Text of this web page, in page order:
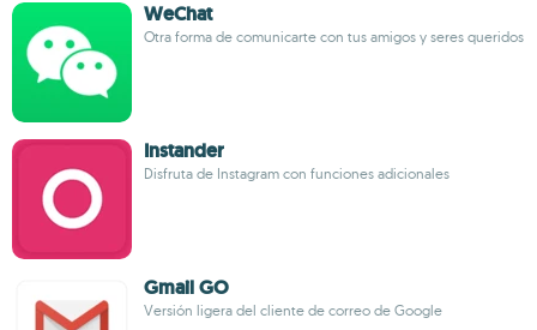
WeChat
Otra forma de comunicarte con tus amigos y seres queridos
Instander
Disfruta de Instagram con funciones adicionales
Gmail GO
Versión ligera del cliente de correo de Google